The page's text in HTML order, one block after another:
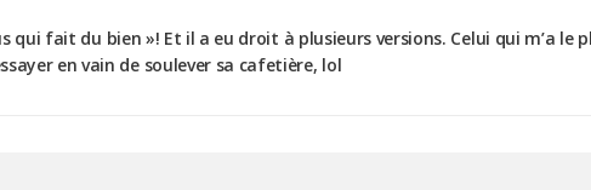
qui fait du bien »! Et il a eu droit à plusieurs versions. Celui qui m’a le
en vain de soulever sa cafetière, lol